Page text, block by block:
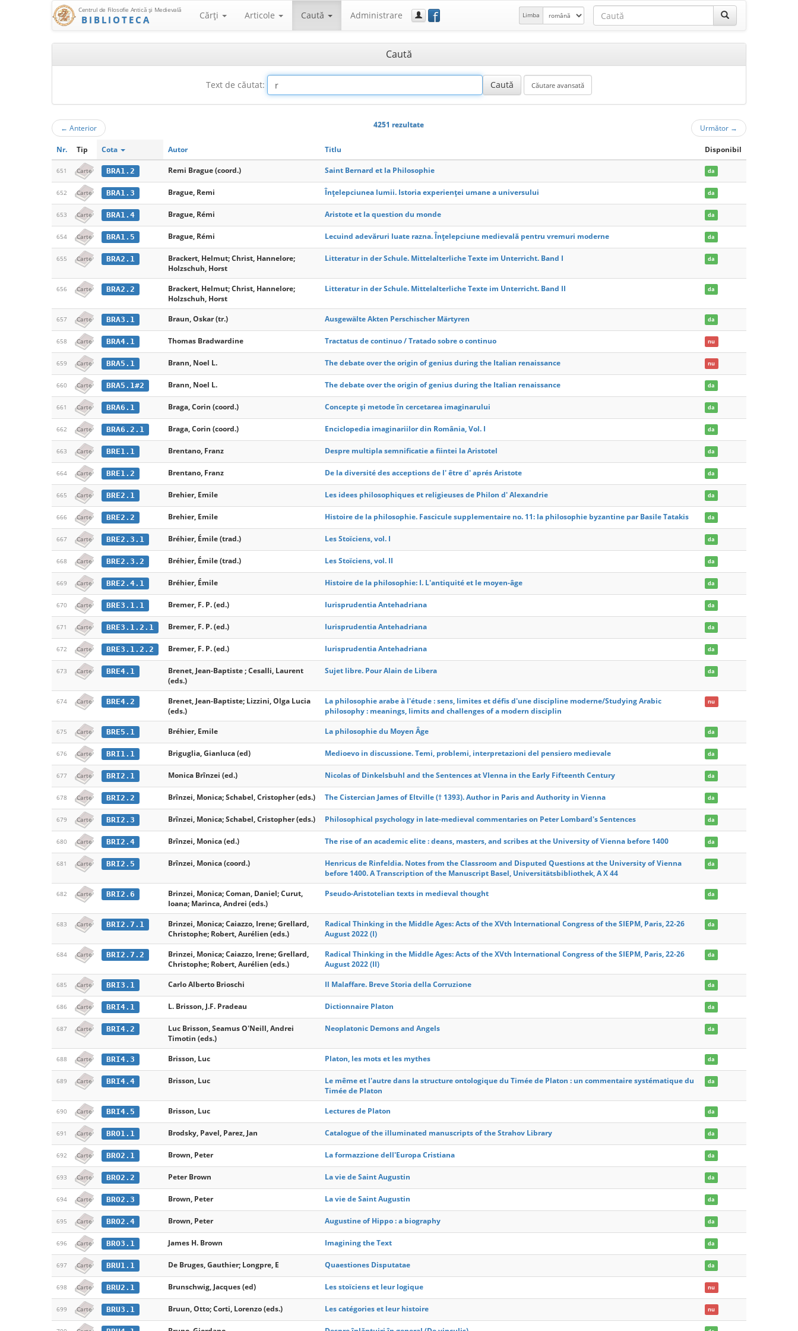
Centrul de Filosofie Antică şi Medievală
BIBLIOTECA Cărţi Articole Caută Administrare f Limba
Caută
Text de căutat:
← Anterior 4251 rezultate Următor →
Nr. Tip Cota Autor Titlu Disponibil
651 Carte BRA1.2 Remi Brague (coord.) Saint Bernard et la Philosophie da
652 Carte BRA1.3 Brague, Remi Înțelepciunea lumii. Istoria experienței umane a universului da
653 Carte BRA1.4 Brague, Rémi Aristote et la question du monde da
654 Carte BRA1.5 Brague, Rémi Lecuind adevăruri luate razna. Înțelepciune medievală pentru vremuri moderne da
655 Carte BRA2.1
Brackert, Helmut; Christ, Hannelore;
Holzschuh, Horst
Litteratur in der Schule. Mittelalterliche Texte im Unterricht. Band I da
656 Carte BRA2.2
Brackert, Helmut; Christ, Hannelore;
Holzschuh, Horst
Litteratur in der Schule. Mittelalterliche Texte im Unterricht. Band II da
657 Carte BRA3.1 Braun, Oskar (tr.) Ausgewälte Akten Perschischer Märtyren da
658 Carte BRA4.1 Thomas Bradwardine Tractatus de continuo / Tratado sobre o continuo nu
659 Carte BRA5.1 Brann, Noel L. The debate over the origin of genius during the Italian renaissance nu
660 Carte BRA5.1#2 Brann, Noel L. The debate over the origin of genius during the Italian renaissance da
661 Carte BRA6.1 Braga, Corin (coord.) Concepte și metode în cercetarea imaginarului da
662 Carte BRA6.2.1 Braga, Corin (coord.) Enciclopedia imaginariilor din România, Vol. I da
663 Carte BRE1.1 Brentano, Franz Despre multipla semnificatie a fiintei la Aristotel da
664 Carte BRE1.2 Brentano, Franz De la diversité des acceptions de l' être d' aprés Aristote da
665 Carte BRE2.1 Brehier, Emile Les idees philosophiques et religieuses de Philon d' Alexandrie da
666 Carte BRE2.2 Brehier, Emile Histoire de la philosophie. Fascicule supplementaire no. 11: la philosophie byzantine par Basile Tatakis da
667 Carte BRE2.3.1 Bréhier, Émile (trad.) Les Stoïciens, vol. I da
668 Carte BRE2.3.2 Bréhier, Émile (trad.) Les Stoïciens, vol. II da
669 Carte BRE2.4.1 Bréhier, Émile Histoire de la philosophie: I. L'antiquité et le moyen-âge da
670 Carte BRE3.1.1 Bremer, F. P. (ed.) Iurisprudentia Antehadriana da
671 Carte BRE3.1.2.1 Bremer, F. P. (ed.) Iurisprudentia Antehadriana da
672 Carte BRE3.1.2.2 Bremer, F. P. (ed.) Iurisprudentia Antehadriana da
673 Carte BRE4.1
Brenet, Jean-Baptiste ; Cesalli, Laurent
(eds.)
Sujet libre. Pour Alain de Libera da
674 Carte BRE4.2
Brenet, Jean-Baptiste; Lizzini, Olga Lucia
(eds.)
La philosophie arabe à l'étude : sens, limites et défis d'une discipline moderne/Studying Arabic
philosophy : meanings, limits and challenges of a modern disciplin
nu
675 Carte BRE5.1 Bréhier, Emile La philosophie du Moyen Âge da
676 Carte BRI1.1 Briguglia, Gianluca (ed) Medioevo in discussione. Temi, problemi, interpretazioni del pensiero medievale da
677 Carte BRI2.1 Monica Brînzei (ed.) Nicolas of Dinkelsbuhl and the Sentences at VIenna in the Early Fifteenth Century da
678 Carte BRI2.2 Brînzei, Monica; Schabel, Cristopher (eds.) The Cistercian James of Eltville († 1393). Author in Paris and Authority in Vienna da
679 Carte BRI2.3 Brînzei, Monica; Schabel, Cristopher (eds.) Philosophical psychology in late-medieval commentaries on Peter Lombard's Sentences da
680 Carte BRI2.4 Brînzei, Monica (ed.) The rise of an academic elite : deans, masters, and scribes at the University of Vienna before 1400 da
681 Carte BRI2.5 Brînzei, Monica (coord.)
Henricus de Rinfeldia. Notes from the Classroom and Disputed Questions at the University of Vienna
before 1400. A Transcription of the Manuscript Basel, Universitätsbibliothek, A X 44
da
682 Carte BRI2.6
Brinzei, Monica; Coman, Daniel; Curut,
Ioana; Marinca, Andrei (eds.)
Pseudo-Aristotelian texts in medieval thought da
683 Carte BRI2.7.1
Brinzei, Monica; Caiazzo, Irene; Grellard,
Christophe; Robert, Aurélien (eds.)
Radical Thinking in the Middle Ages: Acts of the XVth International Congress of the SIEPM, Paris, 22-26
August 2022 (I)
da
684 Carte BRI2.7.2
Brinzei, Monica; Caiazzo, Irene; Grellard,
Christophe; Robert, Aurélien (eds.)
Radical Thinking in the Middle Ages: Acts of the XVth International Congress of the SIEPM, Paris, 22-26
August 2022 (II)
da
685 Carte BRI3.1 Carlo Alberto Brioschi Il Malaffare. Breve Storia della Corruzione da
686 Carte BRI4.1 L. Brisson, J.F. Pradeau Dictionnaire Platon da
687 Carte BRI4.2
Luc Brisson, Seamus O'Neill, Andrei
Timotin (eds.)
Neoplatonic Demons and Angels da
688 Carte BRI4.3 Brisson, Luc Platon, les mots et les mythes da
689 Carte BRI4.4 Brisson, Luc
Le même et l'autre dans la structure ontologique du Timée de Platon : un commentaire systématique du
Timée de Platon
da
690 Carte BRI4.5 Brisson, Luc Lectures de Platon da
691 Carte BRO1.1 Brodsky, Pavel, Parez, Jan Catalogue of the illuminated manuscripts of the Strahov Library da
692 Carte BRO2.1 Brown, Peter La formazzione dell'Europa Cristiana da
693 Carte BRO2.2 Peter Brown La vie de Saint Augustin da
694 Carte BRO2.3 Brown, Peter La vie de Saint Augustin da
695 Carte BRO2.4 Brown, Peter Augustine of Hippo : a biography da
696 Carte BRO3.1 James H. Brown Imagining the Text da
697 Carte BRU1.1 De Bruges, Gauthier; Longpre, E Quaestiones Disputatae da
698 Carte BRU2.1 Brunschwig, Jacques (ed) Les stoïciens et leur logique nu
699 Carte BRU3.1 Bruun, Otto; Corti, Lorenzo (eds.) Les catégories et leur histoire nu